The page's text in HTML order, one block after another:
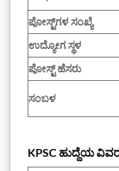
ಪೋಸ್ಟ್‌ಗಳ ಸಂಖ್ಯೆ
ಉದ್ಯೋಗ ಸ್ಥಳ
ಪೋಸ್ಟ್ ಹೆಸರು
ಸಂಬಳ
KPSC ಹುದ್ದೆಯ